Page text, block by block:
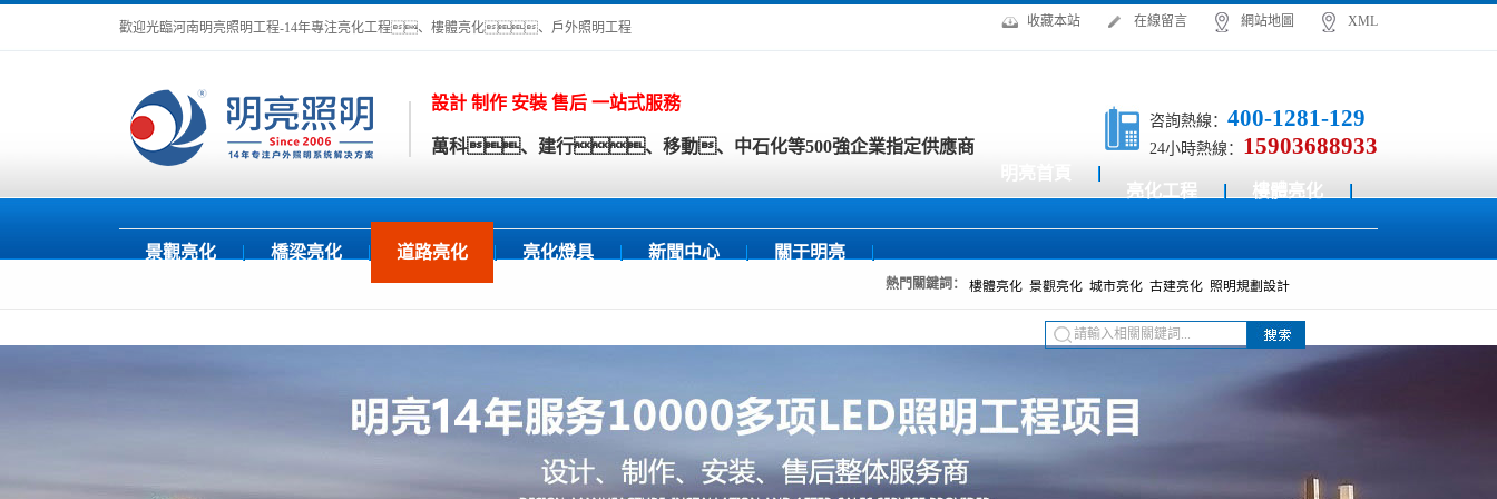
收藏本站 在線留言 網站地圖 XML
歡迎光臨河南明亮照明工程-14年專注亮化工程、樓體亮化、戶外照明工程
設計 制作 安裝 售后 一站式服務
萬科、建行、移動、中石化等500強企業指定供應商
咨詢熱線： 400-1281-129
24小時熱線： 15903688933
亮化工程
樓體亮化
景觀亮化 橋梁亮化 道路亮化 亮化燈具 新聞中心 關于明亮
熱門關鍵詞：